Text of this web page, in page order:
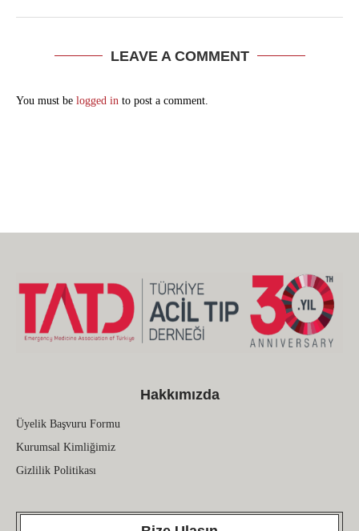
LEAVE A COMMENT
You must be logged in to post a comment.
Hakkımızda
Üyelik Başvuru Formu
Kurumsal Kimliğimiz
Gizlilik Politikası